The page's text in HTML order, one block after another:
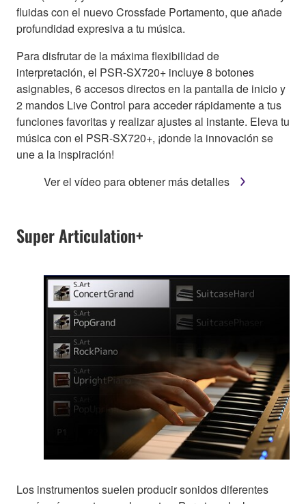
fluidas con el nuevo Crossfade Portamento, que añade
profundidad expresiva a tu música.
Para disfrutar de la máxima flexibilidad de
interpretación, el PSR-SX720+ incluye 8 botones
asignables, 6 accesos directos en la pantalla de inicio y
2 mandos Live Control para acceder rápidamente a tus
funciones favoritas y realizar ajustes al instante. Eleva tu
música con el PSR-SX720+, ¡donde la innovación se
une a la inspiración!
Ver el vídeo para obtener más detalles
Super Articulation+
Los instrumentos suelen producir sonidos diferentes